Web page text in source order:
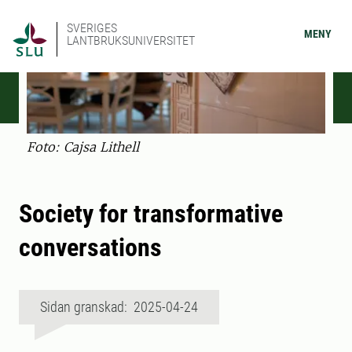
SVERIGES
LANTBRUKSUNIVERSITET
MENY
Foto: Cajsa Lithell
Society for transformative
conversations
Sidan granskad: 2025-04-24